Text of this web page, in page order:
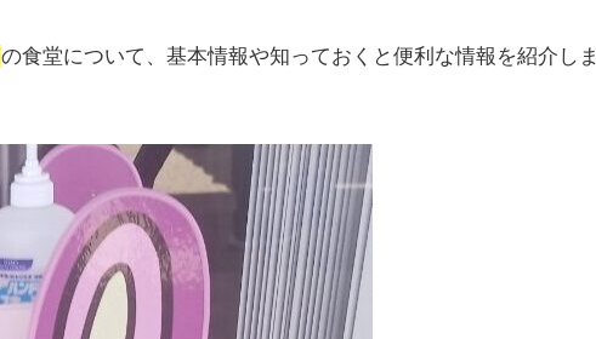
の食堂について、基本情報や知っておくと便利な情報を紹介しま